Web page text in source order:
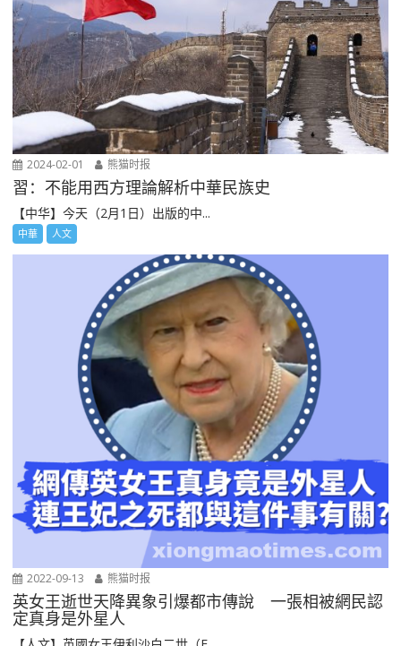
2024-02-01 熊猫时报
習：不能用西方理論解析中華民族史
【中华】今天（2月1日）出版的中...
中華 人文
2022-09-13 熊猫时报
英女王逝世天降異象引爆都市傳說 一張相被網民認
定真身是外星人